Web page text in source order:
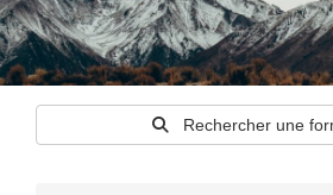
Rechercher une